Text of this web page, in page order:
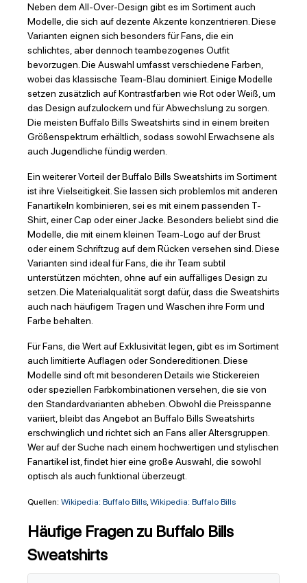
Neben dem All-Over-Design gibt es im Sortiment auch
Modelle, die sich auf dezente Akzente konzentrieren. Diese
Varianten eignen sich besonders für Fans, die ein
schlichtes, aber dennoch teambezogenes Outfit
bevorzugen. Die Auswahl umfasst verschiedene Farben,
wobei das klassische Team-Blau dominiert. Einige Modelle
setzen zusätzlich auf Kontrastfarben wie Rot oder Weiß, um
das Design aufzulockern und für Abwechslung zu sorgen.
Die meisten Buffalo Bills Sweatshirts sind in einem breiten
Größenspektrum erhältlich, sodass sowohl Erwachsene als
auch Jugendliche fündig werden.
Ein weiterer Vorteil der Buffalo Bills Sweatshirts im Sortiment
ist ihre Vielseitigkeit. Sie lassen sich problemlos mit anderen
Fanartikeln kombinieren, sei es mit einem passenden T-
Shirt, einer Cap oder einer Jacke. Besonders beliebt sind die
Modelle, die mit einem kleinen Team-Logo auf der Brust
oder einem Schriftzug auf dem Rücken versehen sind. Diese
Varianten sind ideal für Fans, die ihr Team subtil
unterstützen möchten, ohne auf ein auffälliges Design zu
setzen. Die Materialqualität sorgt dafür, dass die Sweatshirts
auch nach häufigem Tragen und Waschen ihre Form und
Farbe behalten.
Für Fans, die Wert auf Exklusivität legen, gibt es im Sortiment
auch limitierte Auflagen oder Sondereditionen. Diese
Modelle sind oft mit besonderen Details wie Stickereien
oder speziellen Farbkombinationen versehen, die sie von
den Standardvarianten abheben. Obwohl die Preisspanne
variiert, bleibt das Angebot an Buffalo Bills Sweatshirts
erschwinglich und richtet sich an Fans aller Altersgruppen.
Wer auf der Suche nach einem hochwertigen und stylischen
Fanartikel ist, findet hier eine große Auswahl, die sowohl
optisch als auch funktional überzeugt.
Quellen: Wikipedia: Buffalo Bills, Wikipedia: Buffalo Bills
Häufige Fragen zu Buffalo Bills
Sweatshirts